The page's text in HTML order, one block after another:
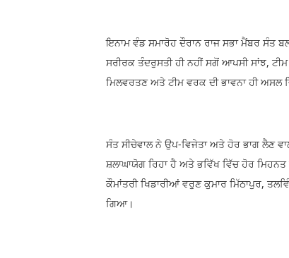
ਇਨਾਮ ਵੰਡ ਸਮਾਰੋਹ ਦੌਰਾਨ ਰਾਜ ਸਭਾ ਮੈਂਬਰ ਸੰਤ
ਸਰੀਰਕ ਤੰਦਰੁਸਤੀ ਹੀ ਨਹੀਂ ਸਗੋਂ ਆਪਸੀ ਸਾਂਝ,
ਮਿਲਵਰਤਣ ਅਤੇ ਟੀਮ ਵਰਕ ਦੀ ਭਾਵਨਾ ਹੀ ਅਸਲ
ਸੰਤ ਸੀਚੇਵਾਲ ਨੇ ਉਪ-ਵਿਜੇਤਾ ਅਤੇ ਹੋਰ ਭਾਗ ਲੈਣ
ਸ਼ਲਾਘਾਯੋਗ ਰਿਹਾ ਹੈ ਅਤੇ ਭਵਿੱਖ ਵਿੱਚ ਹੋਰ
ਕੌਮਾਂਤਰੀ ਖਿਡਾਰੀਆਂ ਵਰੁਣ ਕੁਮਾਰ ਮਿੱਠਾਪੁਰ,
ਗਿਆ।